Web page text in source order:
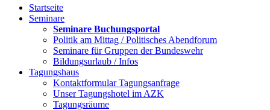
Startseite
Seminare
Seminare Buchungsportal
Politik am Mittag / Politisches Abendforum
Seminare für Gruppen der Bundeswehr
Bildungsurlaub / Infos
Tagungshaus
Kontaktformular Tagungsanfrage
Unser Tagungshotel im AZK
Tagungsräume